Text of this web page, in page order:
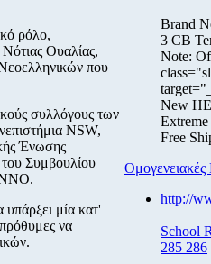
ρόλο,
Ουαλίας,
που
συλλόγους των
NSW,
Ένωσης
Συμβουλίου
ΝΝΟ.
μία κατ'
να
Brand
3 CB
Note:
New
Extreme
Free
http://
School
285 286